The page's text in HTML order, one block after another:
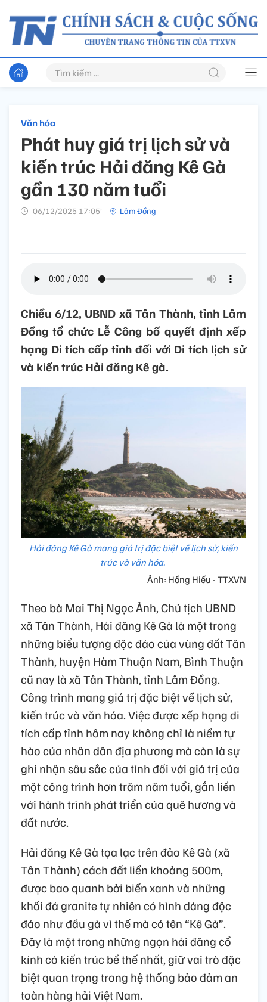
Văn hóa
Phát huy giá trị lịch sử và
kiến trúc Hải đăng Kê Gà
gần 130 năm tuổi
06/12/2025 17:05’ Lâm Đồng
Chiều 6/12, UBND xã Tân Thành, tỉnh Lâm
Đồng tổ chức Lễ Công bố quyết định xếp
hạng Di tích cấp tỉnh đối với Di tích lịch sử
và kiến trúc Hải đăng Kê gà.
Hải đăng Kê Gà mang giá trị đặc biệt về lịch sử, kiến
trúc và văn hóa.
Ảnh: Hồng Hiếu - TTXVN
Theo bà Mai Thị Ngọc Ảnh, Chủ tịch UBND
xã Tân Thành, Hải đăng Kê Gà là một trong
những biểu tượng độc đáo của vùng đất Tân
Thành, huyện Hàm Thuận Nam, Bình Thuận
cũ nay là xã Tân Thành, tỉnh Lâm Đồng.
Công trình mang giá trị đặc biệt về lịch sử,
kiến trúc và văn hóa. Việc được xếp hạng di
tích cấp tỉnh hôm nay không chỉ là niềm tự
hào của nhân dân địa phương mà còn là sự
ghi nhận sâu sắc của tỉnh đối với giá trị của
một công trình hơn trăm năm tuổi, gắn liền
với hành trình phát triển của quê hương và
đất nước.
Hải đăng Kê Gà tọa lạc trên đảo Kê Gà (xã
Tân Thành) cách đất liền khoảng 500m,
được bao quanh bởi biển xanh và những
khối đá granite tự nhiên có hình dáng độc
đáo như đầu gà vì thế mà có tên “Kê Gà”.
Đây là một trong những ngọn hải đăng cổ
kính có kiến trúc bề thế nhất, giữ vai trò đặc
biệt quan trọng trong hệ thống bảo đảm an
toàn hàng hải Việt Nam.